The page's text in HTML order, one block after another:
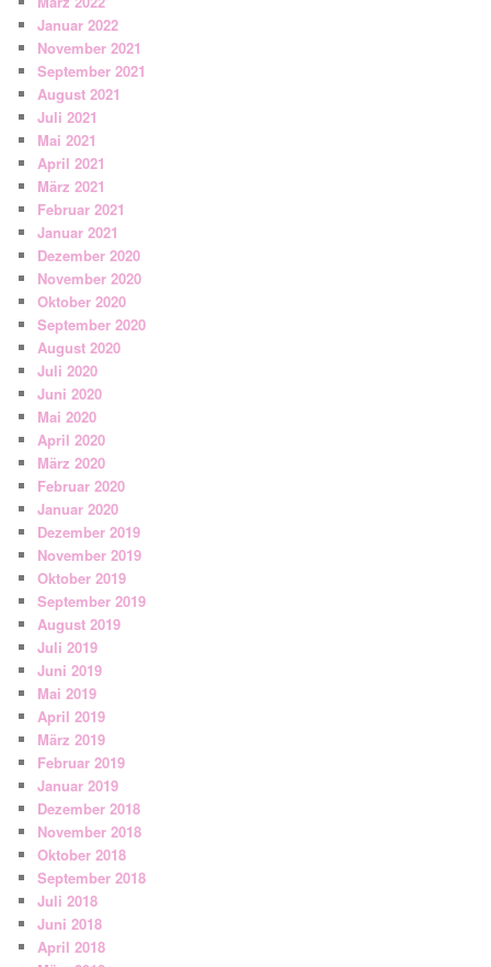
Januar 2022
November 2021
September 2021
August 2021
Juli 2021
Mai 2021
April 2021
März 2021
Februar 2021
Januar 2021
Dezember 2020
November 2020
Oktober 2020
September 2020
August 2020
Juli 2020
Juni 2020
Mai 2020
April 2020
März 2020
Februar 2020
Januar 2020
Dezember 2019
November 2019
Oktober 2019
September 2019
August 2019
Juli 2019
Juni 2019
Mai 2019
April 2019
März 2019
Februar 2019
Januar 2019
Dezember 2018
November 2018
Oktober 2018
September 2018
Juli 2018
Juni 2018
April 2018